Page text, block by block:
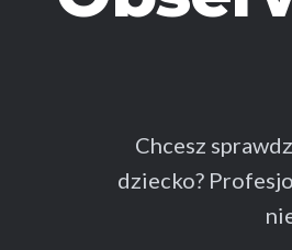
Chcesz
dziecko?